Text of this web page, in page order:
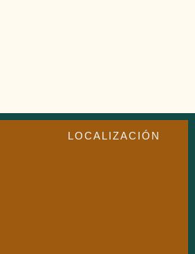
LOCALIZACIÓN